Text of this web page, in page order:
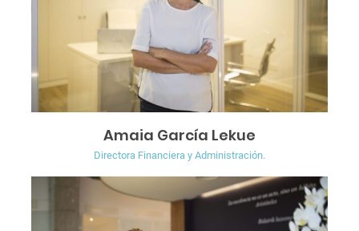
Amaia García Lekue
Directora Financiera y Administración.